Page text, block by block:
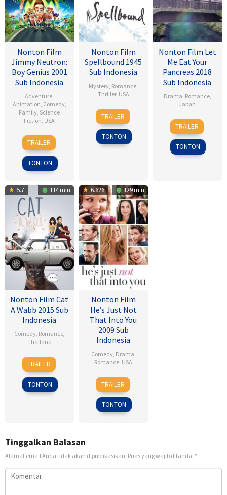
Nonton Film
Jimmy Neutron:
Boy Genius 2001
Sub Indonesia
Adventure,
Animation, Comedy,
Family, Science
Fiction, USA
14
Dec
2001
John
A.
Davis
TRAILER
TONTON
Nonton Film
Spellbound 1945
Sub Indonesia
Mystery, Romance,
Thriller, USA
8
Nov
1945
Alfred
Hitchcock
TRAILER
TONTON
Nonton Film Let
Me Eat Your
Pancreas 2018
Sub Indonesia
Drama, Romance,
Japan
28
Jul
2017
Sho
Tsukikawa
TRAILER
TONTON
5.7 114 min
Nonton Film Cat
A Wabb 2015 Sub
Indonesia
Comedy, Romance,
Thailand
4
Mar
2015
Nareubadee
Wetchakam
TRAILER
TONTON
6.626 129 min
Nonton Film
He’s Just Not
That Into You
2009 Sub
Indonesia
Comedy, Drama,
Romance, USA
6
Feb
2009
Ken
Kwapis
TRAILER
TONTON
Tinggalkan Balasan
Alamat email Anda tidak akan dipublikasikan. Ruas yang wajib ditandai *